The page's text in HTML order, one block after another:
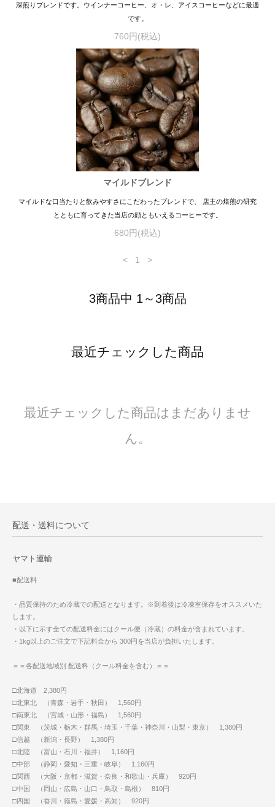
深煎りブレンドです。ウインナーコーヒー、オ・レ、アイスコーヒーなどに最適
です。
760円(税込)
マイルドブレンド
マイルドな口当たりと飲みやすさにこだわったブレンドで、 店主の焙煎の研究
とともに育ってきた当店の顔ともいえるコーヒーです。
680円(税込)
< 1 >
3商品中 1～3商品
最近チェックした商品
最近チェックした商品はまだありませ
ん。
配送・送料について
ヤマト運輸
■配送料
・品質保持のため冷蔵での配送となります。※到着後は冷凍室保存をオススメいた
します。
・以下に示す全ての配送料金にはクール便（冷蔵）の料金が含まれています。
・1kg以上のご注文で下記料金から 300円を当店が負担いたします。
＝＝各配送地域別 配送料（クール料金を含む）＝＝
□北海道 2,380円
□北東北 （青森・岩手・秋田） 1,560円
□南東北 （宮城・山形・福島） 1,560円
□関東 （茨城・栃木・群馬・埼玉・千葉・神奈川・山梨・東京） 1,380円
□信越 （新潟・長野） 1,380円
□北陸 （富山・石川・福井） 1,160円
□中部 （静岡・愛知・三重・岐阜） 1,160円
□関西 （大阪・京都・滋賀・奈良・和歌山・兵庫） 920円
□中国 （岡山・広島・山口・鳥取・島根） 810円
□四国 （香川・徳島・愛媛・高知） 920円